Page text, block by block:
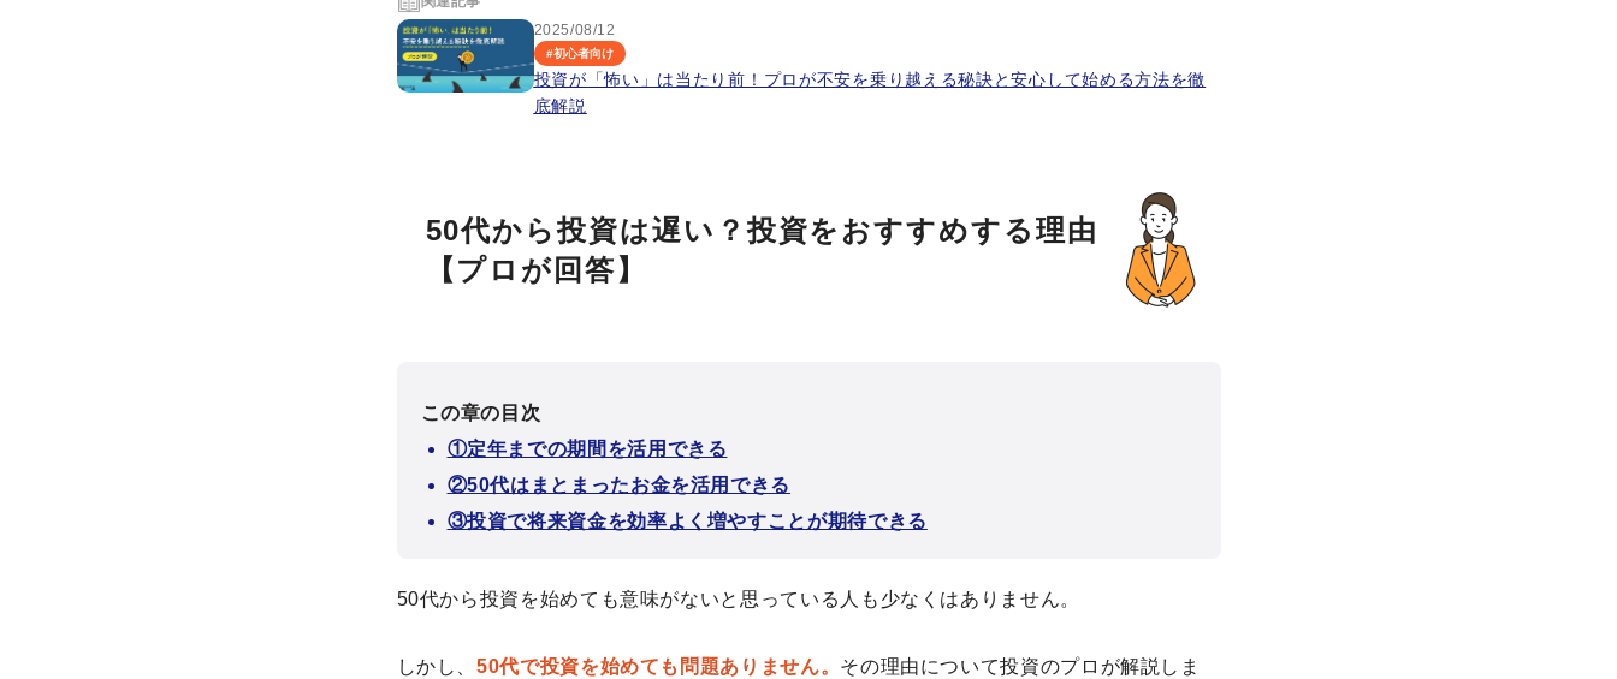
2025/08/12
#初心者向け
投資が「怖い」は当たり前！プロが不安を乗り越える秘訣と安心して始める方法を徹
底解説
50代から投資は遅い？投資をおすすめする理由
【プロが回答】
この章の目次
①定年までの期間を活用できる
②50代はまとまったお金を活用できる
③投資で将来資金を効率よく増やすことが期待できる
50代から投資を始めても意味がないと思っている人も少なくはありません。
しかし、50代で投資を始めても問題ありません。 その理由について投資のプロが解説しま